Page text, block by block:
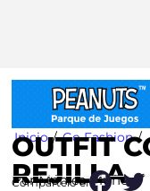
Inicio / Go Fashion /
OUTFIT
REJILLA
Por Mónica Muñoz
Compártelo en: